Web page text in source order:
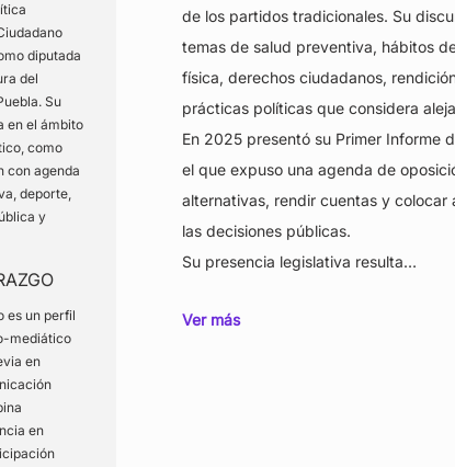
diputada
del
Su
en el ámbito
como
con agenda
deporte,
y
es un perfil
mediático
en
en
de los partidos tradicionales. Su
temas de salud preventiva, hábitos
física, derechos ciudadanos,
prácticas políticas que considera
En 2025 presentó su Primer Informe
el que expuso una agenda de
alternativas, rendir cuentas y colocar
las decisiones públicas.
Su presencia legislativa resulta…
Ver más